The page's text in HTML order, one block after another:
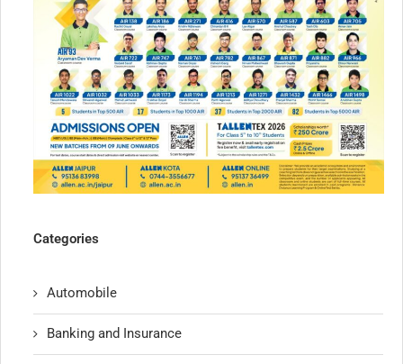
Categories
Automobile
Banking and Insurance